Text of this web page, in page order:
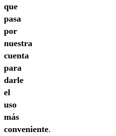
que
pasa
por
nuestra
cuenta
para
darle
el
uso
más
conveniente.